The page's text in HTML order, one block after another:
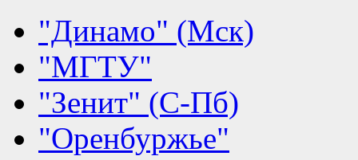
"Динамо" (Мск)
"МГТУ"
"Зенит" (С-Пб)
"Оренбуржье"